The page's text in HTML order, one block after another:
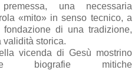
una necessaria
«mito» in senso tecnico, a
di una tradizione,
validità storica.
vicenda di Gesù mostrino
biografie mitiche